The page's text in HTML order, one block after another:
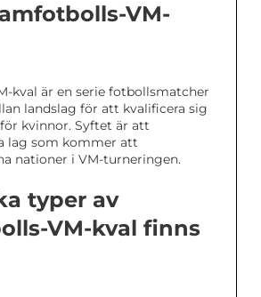
VM-
kval är en serie fotbollsmatcher
landslag för att kvalificera sig
kvinnor. Syftet är att
lag som kommer att
nationer i VM-turneringen.
typer av
VM-kval finns